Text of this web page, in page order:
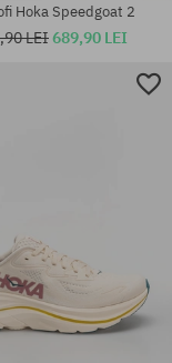
Hoka Speedgoat 2
LEI689,90 LEI